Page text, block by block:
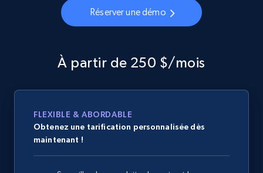
Réserver une démo
À partir de 250 $/mois
FLEXIBLE & ABORDABLE
Obtenez une tarification personnalisée dès
maintenant !